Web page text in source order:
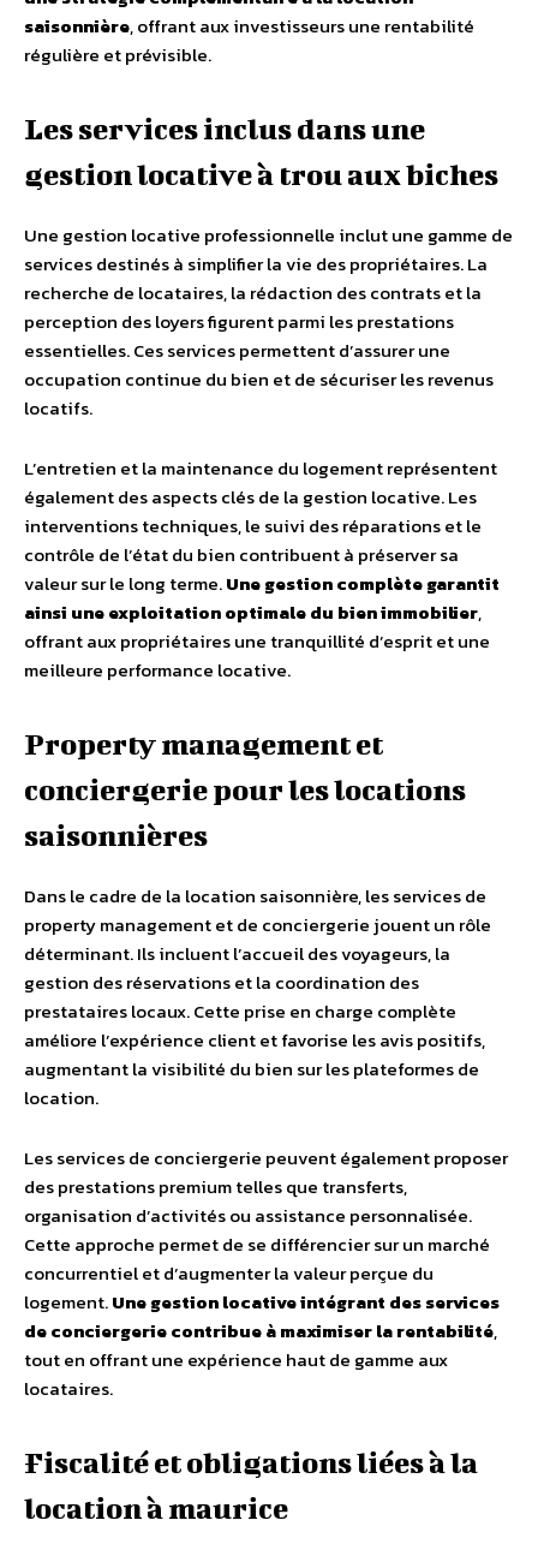
saisonnière, offrant aux investisseurs une rentabilité
régulière et prévisible.
Les services inclus dans une
gestion locative à trou aux biches
Une gestion locative professionnelle inclut une gamme de
services destinés à simplifier la vie des propriétaires. La
recherche de locataires, la rédaction des contrats et la
perception des loyers figurent parmi les prestations
essentielles. Ces services permettent d’assurer une
occupation continue du bien et de sécuriser les revenus
locatifs.
L’entretien et la maintenance du logement représentent
également des aspects clés de la gestion locative. Les
interventions techniques, le suivi des réparations et le
contrôle de l’état du bien contribuent à préserver sa
valeur sur le long terme.Une gestion complète garantit
ainsi une exploitation optimale du bien immobilier,
offrant aux propriétaires une tranquillité d’esprit et une
meilleure performance locative.
Property management et
conciergerie pour les locations
saisonnières
Dans le cadre de la location saisonnière, les services de
property management et de conciergerie jouent un rôle
déterminant. Ils incluent l’accueil des voyageurs, la
gestion des réservations et la coordination des
prestataires locaux. Cette prise en charge complète
améliore l’expérience client et favorise les avis positifs,
augmentant la visibilité du bien sur les plateformes de
location.
Les services de conciergerie peuvent également proposer
des prestations premium telles que transferts,
organisation d’activités ou assistance personnalisée.
Cette approche permet de se différencier sur un marché
concurrentiel et d’augmenter la valeur perçue du
logement.Une gestion locative intégrant des services
de conciergerie contribue à maximiser la rentabilité,
tout en offrant une expérience haut de gamme aux
locataires.
Fiscalité et obligations liées à la
location à maurice